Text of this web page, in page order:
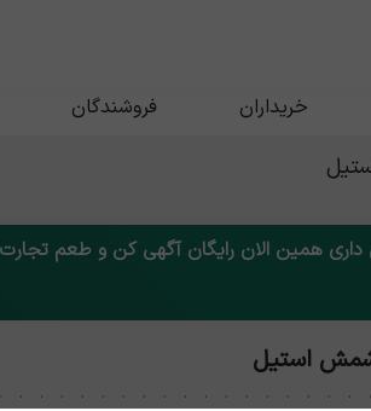
خریداران فروشندگان
همین الان رایگان آگهی کن و طعم
استیل